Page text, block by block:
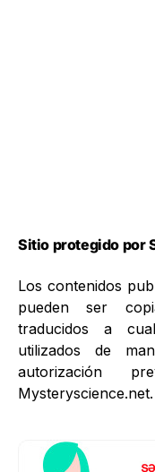
Sitio protegido por
Los contenidos
pueden ser
traducidos a
utilizados de
autorización
Mysteryscience.net.